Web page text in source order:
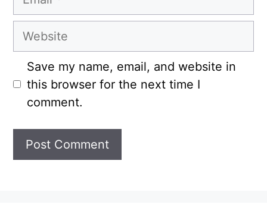
Website
Save my name, email, and website in
this browser for the next time I
comment.